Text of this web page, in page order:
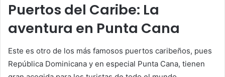
Puertos del Caribe: La
aventura en Punta Cana
Este es otro de los más famosos puertos caribeños, pues
República Dominicana y en especial Punta Cana, tienen